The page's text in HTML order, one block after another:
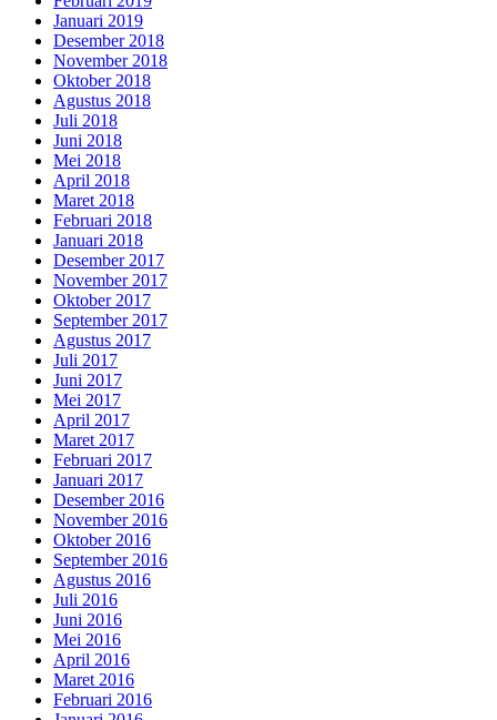
Januari 2019
Desember 2018
November 2018
Oktober 2018
Agustus 2018
Juli 2018
Juni 2018
Mei 2018
April 2018
Maret 2018
Februari 2018
Januari 2018
Desember 2017
November 2017
Oktober 2017
September 2017
Agustus 2017
Juli 2017
Juni 2017
Mei 2017
April 2017
Maret 2017
Februari 2017
Januari 2017
Desember 2016
November 2016
Oktober 2016
September 2016
Agustus 2016
Juli 2016
Juni 2016
Mei 2016
April 2016
Maret 2016
Februari 2016